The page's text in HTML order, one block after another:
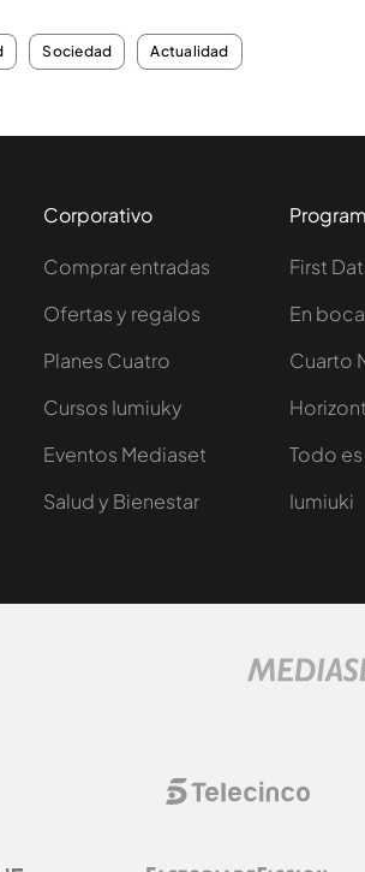
Sociedad Actualidad
Corporativo
Comprar entradas
Ofertas y regalos
Planes Cuatro
Cursos Iumiuky
Eventos Mediaset
Salud y Bienestar
First
En
Cuarto
Todo
Iumiuki